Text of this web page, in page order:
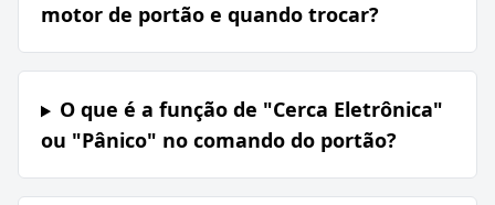
motor de portão e quando trocar?
O que é a função de "Cerca Eletrônica"
ou "Pânico" no comando do portão?